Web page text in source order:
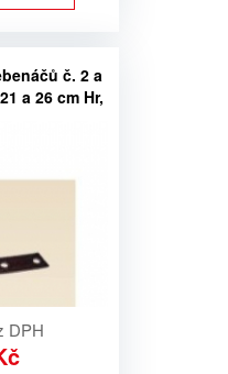
č. 2 a
a 26 cm Hr,
DPH